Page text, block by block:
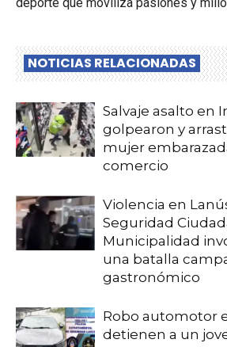
NOTICIAS RELACIONADAS
Salvaje asalto en
golpearon y
mujer
comercio
Violencia en
Seguridad
Municipalidad
una batalla
gastronómico
Robo automotor
detienen a un